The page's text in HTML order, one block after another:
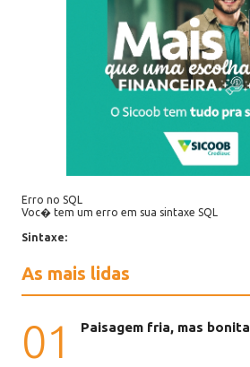
Erro no SQL
Voc� tem um erro em sua sintaxe SQL
Sintaxe:
As mais lidas
01 Paisagem fria, mas bonita